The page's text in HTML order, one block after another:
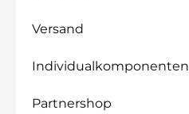
Versand
Individualkomponenten
Partnershop